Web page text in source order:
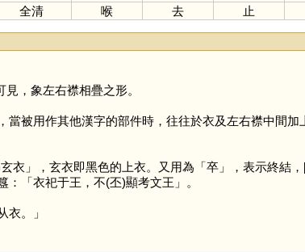
全清 喉 去 止
，象左右襟相疊之形。
當被用作其他漢字的部件時，往往於衣及左右襟中間
」，玄衣即黑色的上衣。又用為「卒」，表示終結
：「衣祀于王，不(丕)顯考文王」。
。」